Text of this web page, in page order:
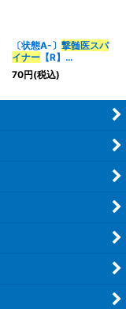
〔状態A-〕 撃髄医スパ
イナー【R】
{22RP2TF8/TF20}
《闇》
70円(税込)